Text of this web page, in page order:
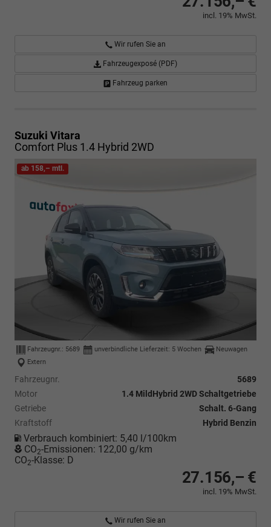
incl. 19% MwSt.
Wir rufen Sie an
Fahrzeugexposé (PDF)
Fahrzeug parken
Suzuki Vitara
Comfort Plus 1.4 Hybrid 2WD
Fahrzeugnr.: 5689 unverbindliche Lieferzeit: 5 Wochen
Neuwagen
Extern
Fahrzeugnr.
5689
Motor
1.4 MildHybrid 2WD Schaltgetriebe
Getriebe
Schalt. 6-Gang
Kraftstoff
Hybrid Benzin
Verbrauch kombiniert: 5,40 l/100km
CO2-Emissionen: 122,00 g/km
CO2-Klasse: D
ab 158,– mtl.
27.156,– €
incl. 19% MwSt.
Wir rufen Sie an